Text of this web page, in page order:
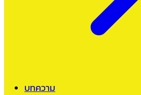
บทความ